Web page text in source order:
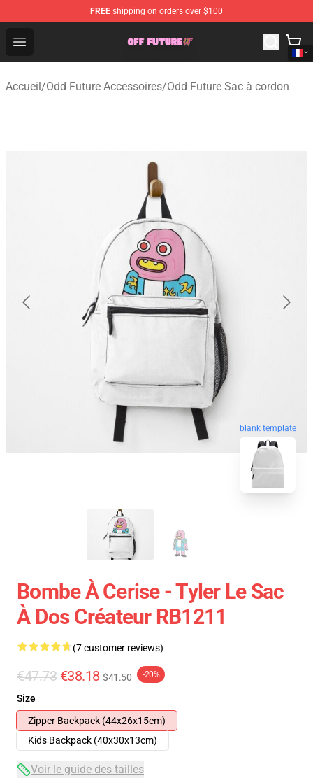
FREE shipping on orders over $100
Open menu
Odd Future Store - Official Odd Future Merchandise Shop
Accueil/Odd Future Accessoires/Odd Future Sac à cordon
blank template
Bombe À Cerise - Tyler Le Sac
À Dos Créateur RB1211
(7 customer reviews)
€47.73 €38.18 $41.50 -20%
Size
Zipper Backpack (44x26x15cm)
Kids Backpack (40x30x13cm)
Voir le guide des tailles